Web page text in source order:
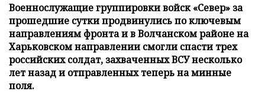
Военнослужащие группировки войск «Север» за
прошедшие сутки продвинулись по ключевым
направлениям фронта и в Волчанском районе на
Харьковском направлении смогли спасти трех
российских солдат, захваченных ВСУ несколько
лет назад и отправленных теперь на минные
поля.